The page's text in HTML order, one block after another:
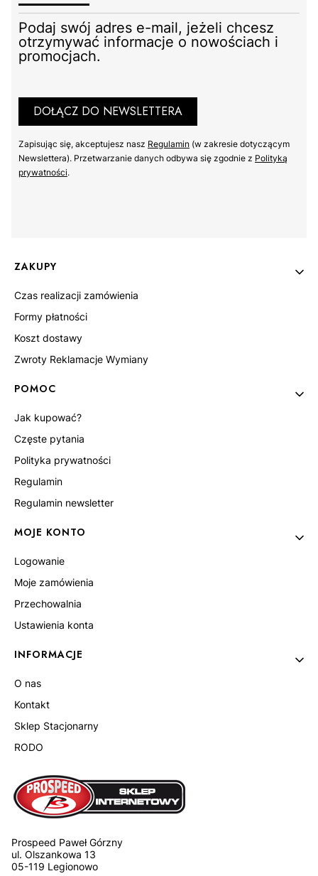
Podaj swój adres e-mail, jeżeli chcesz
otrzymywać informacje o nowościach i
promocjach.
DOŁĄCZ DO NEWSLETTERA
Zapisując się, akceptujesz nasz ​ Regulamin ​​​ (w zakresie dotyczącym
Newslettera). Przetwarzanie danych odbywa się zgodnie z ​ Polityką
prywatności​​​.
Linki w stopce
ZAKUPY
Czas realizacji zamówienia
Formy płatności
Koszt dostawy
Zwroty Reklamacje Wymiany
POMOC
Jak kupować?
Częste pytania
Polityka prywatności
Regulamin
Regulamin newsletter
MOJE KONTO
Logowanie
Moje zamówienia
Przechowalnia
Ustawienia konta
INFORMACJE
O nas
Kontakt
Sklep Stacjonarny
RODO
Prospeed Paweł Górzny
ul. Olszankowa 13
05-119 Legionowo